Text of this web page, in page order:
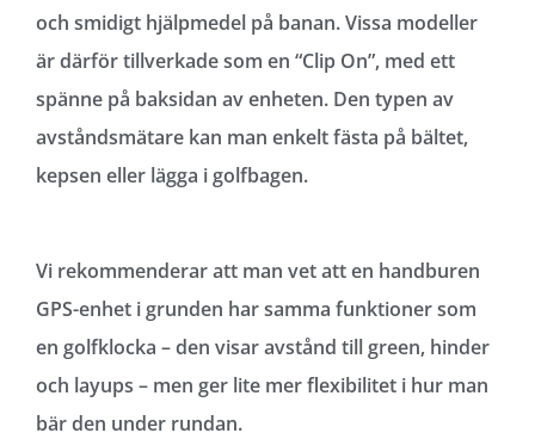
och smidigt hjälpmedel på banan. Vissa modeller
är därför tillverkade som en “Clip On”, med ett
spänne på baksidan av enheten. Den typen av
avståndsmätare kan man enkelt fästa på bältet,
kepsen eller lägga i golfbagen.
Vi rekommenderar att man vet att en handburen
GPS-enhet i grunden har samma funktioner som
en golfklocka – den visar avstånd till green, hinder
och layups – men ger lite mer flexibilitet i hur man
bär den under rundan.